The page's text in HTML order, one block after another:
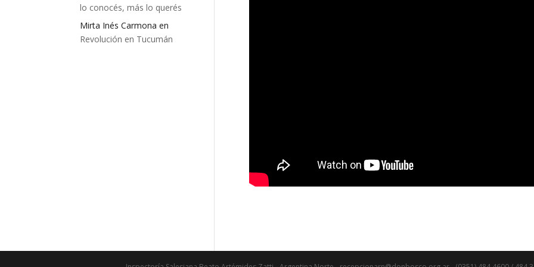
lo conocés, más lo querés
Mirta Inés Carmona en
Revolución en Tucumán